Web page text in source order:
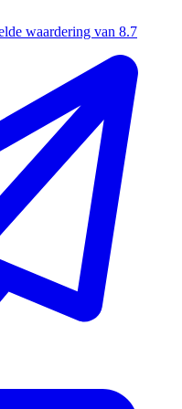
waardering van 8.7